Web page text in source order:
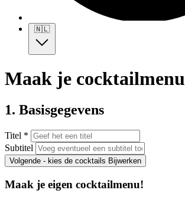
🇳🇱
Maak je cocktailmenu
1. Basisgegevens
Titel *
Subtitel
Volgende - kies de cocktails Bijwerken
Maak je eigen cocktailmenu!